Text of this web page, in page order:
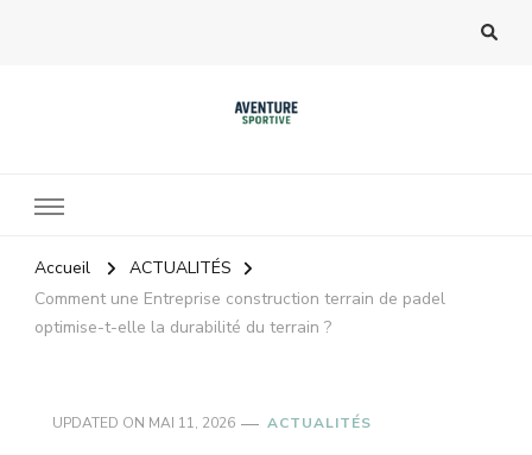
Accueil
ACTUALITÉS
Comment une Entreprise construction terrain de padel
optimise-t-elle la durabilité du terrain ?
UPDATED ON MAI 11, 2026 ACTUALITÉS